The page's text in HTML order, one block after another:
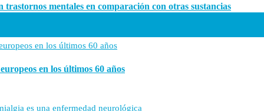
mentales en comparación con otras sustancias
en los últimos 60 años